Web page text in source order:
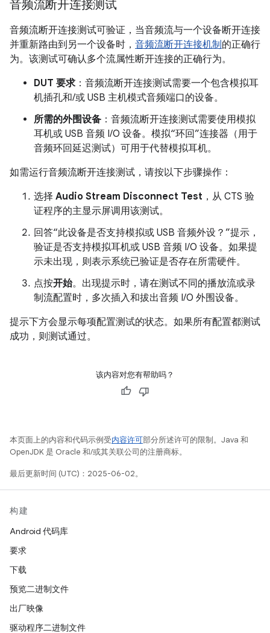
音频流断开连接测试
音频流断开连接测试可验证，当音频流与一个设备断开连接
并重新路由到另一个设备时， 音频流断开连接机制的正确行
为。该测试可确认多个流属性断开连接的正确行为。
DUT 要求 ：音频流断开连接测试需要一个包含模拟耳
机插孔和/或 USB 主机模式音频端口的设备。
所需的外围设备 ：音频流断开连接测试需要使用模拟
耳机或 USB 音频 I/O 设备。模拟“环回”连接器（用于
音频环回延迟测试）可用于代替模拟耳机。
如需运行音频流断开连接测试，请按以下步骤操作：
选择 Audio Stream Disconnect Test ，从 CTS 验
证程序的主显示屏调用该测试。
回答“此设备是否支持模拟或 USB 音频外设？”提示，
验证是否支持模拟耳机或 USB 音频 I/O 设备。 如果提
示未出现，则表示系统已验证是否存在所需硬件。
点按开始。出现提示时，请在测试不同的播放流或录
制流配置时，多次插入和拔出音频 I/O 外围设备。
提示下方会显示每项配置测试的状态。如果所有配置都测试
成功，则测试通过。
该内容对您有帮助吗？
本页面上的内容和代码示例受内容许可部分所述许可的限制。Java 和
OpenJDK 是 Oracle 和/或其关联公司的注册商标。
最后更新时间 (UTC)：2025-06-02。
构建
Android 代码库
要求
下载
预览二进制文件
出厂映像
驱动程序二进制文件